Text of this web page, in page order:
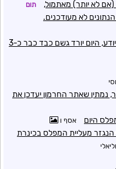
לא יותר) מאתמול, תום
אתמול היה מאד גשום אבל לא יודע, היום יורד גשם כבד כבר כ-3
נמתין שאתר החרמון יעדכן את
היום אסף ו
הנגזר מעליית המפלס בכינרת